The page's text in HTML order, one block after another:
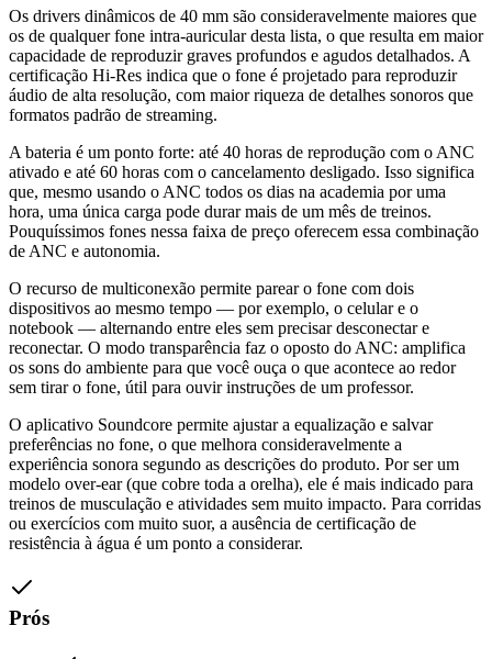
Os drivers dinâmicos de 40 mm são consideravelmente maiores que
os de qualquer fone intra-auricular desta lista, o que resulta em maior
capacidade de reproduzir graves profundos e agudos detalhados. A
certificação Hi-Res indica que o fone é projetado para reproduzir
áudio de alta resolução, com maior riqueza de detalhes sonoros que
formatos padrão de streaming.
A bateria é um ponto forte: até 40 horas de reprodução com o ANC
ativado e até 60 horas com o cancelamento desligado. Isso significa
que, mesmo usando o ANC todos os dias na academia por uma
hora, uma única carga pode durar mais de um mês de treinos.
Pouquíssimos fones nessa faixa de preço oferecem essa combinação
de ANC e autonomia.
O recurso de multiconexão permite parear o fone com dois
dispositivos ao mesmo tempo — por exemplo, o celular e o
notebook — alternando entre eles sem precisar desconectar e
reconectar. O modo transparência faz o oposto do ANC: amplifica
os sons do ambiente para que você ouça o que acontece ao redor
sem tirar o fone, útil para ouvir instruções de um professor.
O aplicativo Soundcore permite ajustar a equalização e salvar
preferências no fone, o que melhora consideravelmente a
experiência sonora segundo as descrições do produto. Por ser um
modelo over-ear (que cobre toda a orelha), ele é mais indicado para
treinos de musculação e atividades sem muito impacto. Para corridas
ou exercícios com muito suor, a ausência de certificação de
resistência à água é um ponto a considerar.
Prós